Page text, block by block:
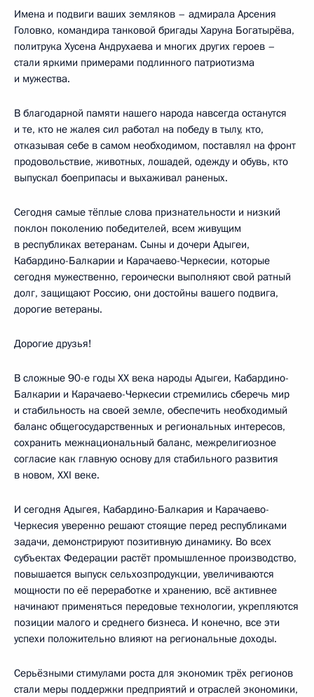
Имена и подвиги ваших земляков – адмирала Арсения
Головко, командира танковой бригады Харуна Богатырёва,
политрука Хусена Андрухаева и многих других героев –
стали яркими примерами подлинного патриотизма
и мужества.
В благодарной памяти нашего народа навсегда останутся
и те, кто не жалея сил работал на победу в тылу, кто,
отказывая себе в самом необходимом, поставлял на фронт
продовольствие, животных, лошадей, одежду и обувь, кто
выпускал боеприпасы и выхаживал раненых.
Сегодня самые тёплые слова признательности и низкий
поклон поколению победителей, всем живущим
в республиках ветеранам. Сыны и дочери Адыгеи,
Кабардино-Балкарии и Карачаево-Черкесии, которые
сегодня мужественно, героически выполняют свой ратный
долг, защищают Россию, они достойны вашего подвига,
дорогие ветераны.
Дорогие друзья!
В сложные 90-е годы ХХ века народы Адыгеи, Кабардино-
Балкарии и Карачаево-Черкесии стремились сберечь мир
и стабильность на своей земле, обеспечить необходимый
баланс общегосударственных и региональных интересов,
сохранить межнациональный баланс, межрелигиозное
согласие как главную основу для стабильного развития
в новом, ХХI веке.
И сегодня Адыгея, Кабардино-Балкария и Карачаево-
Черкесия уверенно решают стоящие перед республиками
задачи, демонстрируют позитивную динамику. Во всех
субъектах Федерации растёт промышленное производство,
повышается выпуск сельхозпродукции, увеличиваются
мощности по её переработке и хранению, всё активнее
начинают применяться передовые технологии, укрепляются
позиции малого и среднего бизнеса. И конечно, все эти
успехи положительно влияют на региональные доходы.
Серьёзными стимулами роста для экономик трёх регионов
стали меры поддержки предприятий и отраслей экономики,